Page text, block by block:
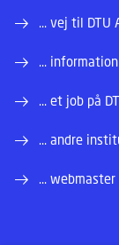
... vej til DTU
...
... et job på
... andre
... webmaster